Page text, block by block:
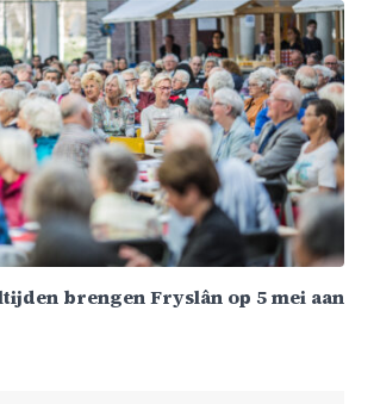
brengen Fryslân op 5 mei aan